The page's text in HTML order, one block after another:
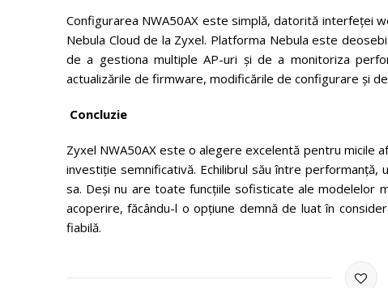
Configurarea NWA50AX este simplă, datorită interfeței
Nebula Cloud de la Zyxel. Platforma Nebula este
de a gestiona multiple AP-uri și de a monitoriza
actualizările de firmware, modificările de configurare și
Concluzie
Zyxel NWA50AX este o alegere excelentă pentru micile
investiție semnificativă. Echilibrul său între performanță,
sa. Deși nu are toate funcțiile sofisticate ale modelelor
acoperire, făcându-l o opțiune demnă de luat în
fiabilă.